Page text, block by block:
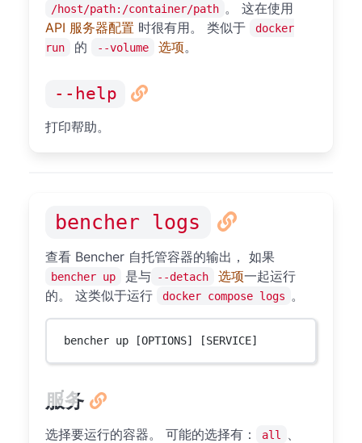
/host/path:/container/path 。 这在使用
API 服务器配置 时很有用。 类似于
docker
run
的 --volume 选项。
--help
打印帮助。
bencher logs
查看 Bencher 自托管容器的输出， 如果
bencher up 是与 --detach 选项一起运行
的。 这类似于运行
docker compose logs 。
bencher up [OPTIONS] [SERVICE]
服务
选择要运行的容器。 可能的选择有： all